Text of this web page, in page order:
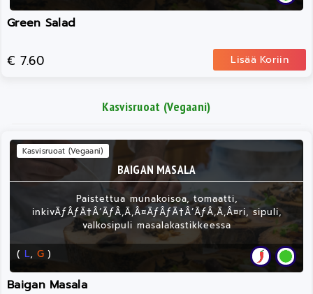
Green Salad
€ 7.60 Lisää Koriin
Kasvisruoat (Vegaani)
BAIGAN MASALA
Paistettua munakoisoa, tomaatti,
inkivÃƒÂƒÃ†Â’ÃƒÂ‚Ã‚Â¤ÃƒÂƒÃ†Â’ÃƒÂ‚Ã‚Â¤ri, sipuli,
valkosipuli masalakastikkeessa
( L, G )
Kasvisruoat (Vegaani)
Baigan Masala